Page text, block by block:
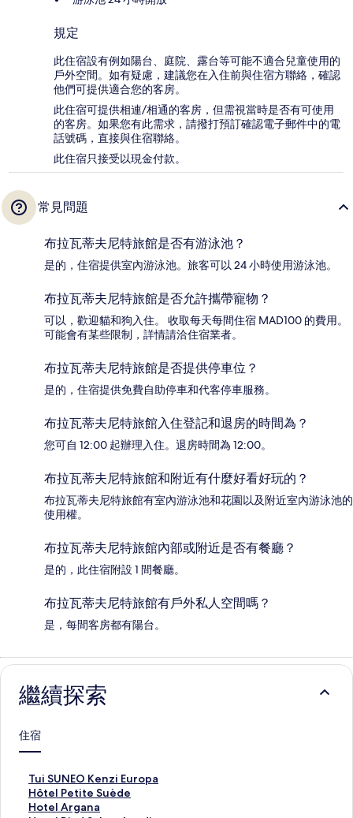
規定
此住宿設有例如陽台、庭院、露台等可能不適合兒童使用的
戶外空間。如有疑慮，建議您在入住前與住宿方聯絡，確認
他們可提供適合您的客房。
此住宿可提供相連/相通的客房，但需視當時是否有可使用
的客房。如果您有此需求，請撥打預訂確認電子郵件中的電
話號碼，直接與住宿聯絡。
此住宿只接受以現金付款。
常見問題
布拉瓦蒂夫尼特旅館是否有游泳池？
是的，住宿提供室內游泳池。旅客可以 24 小時使用游泳池。
布拉瓦蒂夫尼特旅館是否允許攜帶寵物？
可以，歡迎貓和狗入住。 收取每天每間住宿 MAD100 的費用。
可能會有某些限制，詳情請洽住宿業者。
布拉瓦蒂夫尼特旅館是否提供停車位？
是的，住宿提供免費自助停車和代客停車服務。
布拉瓦蒂夫尼特旅館入住登記和退房的時間為？
您可自 12:00 起辦理入住。退房時間為 12:00。
布拉瓦蒂夫尼特旅館和附近有什麼好看好玩的？
布拉瓦蒂夫尼特旅館有室內游泳池和花園以及附近室內游泳池的
使用權。
布拉瓦蒂夫尼特旅館內部或附近是否有餐廳？
是的，此住宿附設 1 間餐廳。
布拉瓦蒂夫尼特旅館有戶外私人空間嗎？
是，每間客房都有陽台。
繼續探索
住宿
Tui SUNEO Kenzi Europa
T
u
i
Hôtel Petite Suède
H
ô
Hotel Argana
H